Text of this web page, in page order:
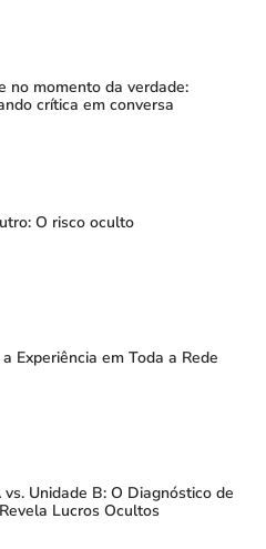
no momento da verdade:
crítica em conversa
O risco oculto
Experiência em Toda a Rede
vs. Unidade B: O Diagnóstico de
Lucros Ocultos